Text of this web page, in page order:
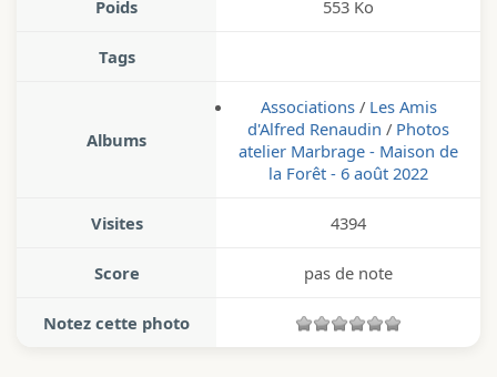
Poids 553 Ko
Tags
Albums
Associations/ Les Amis
d'Alfred Renaudin / Photos
atelier Marbrage - Maison de
la Forêt - 6 août 2022
Visites 4394
Score pas de note
Notez cette photo